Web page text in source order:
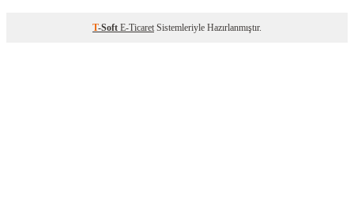
T-Soft E-Ticaret Sistemleriyle Hazırlanmıştır.